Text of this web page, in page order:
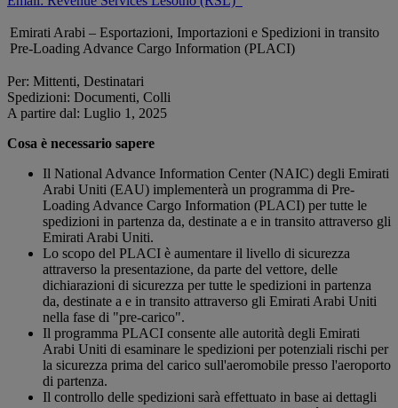
Emirati Arabi – Esportazioni, Importazioni e Spedizioni in transito
Pre-Loading Advance Cargo Information (PLACI)
Per: Mittenti, Destinatari
Spedizioni: Documenti, Colli
A partire dal: Luglio 1, 2025
Cosa è necessario sapere
Il National Advance Information Center (NAIC) degli Emirati
Arabi Uniti (EAU) implementerà un programma di Pre-
Loading Advance Cargo Information (PLACI) per tutte le
spedizioni in partenza da, destinate a e in transito attraverso gli
Emirati Arabi Uniti.
Lo scopo del PLACI è aumentare il livello di sicurezza
attraverso la presentazione, da parte del vettore, delle
dichiarazioni di sicurezza per tutte le spedizioni in partenza
da, destinate a e in transito attraverso gli Emirati Arabi Uniti
nella fase di "pre-carico".
Il programma PLACI consente alle autorità degli Emirati
Arabi Uniti di esaminare le spedizioni per potenziali rischi per
la sicurezza prima del carico sull'aeromobile presso l'aeroporto
di partenza.
Il controllo delle spedizioni sarà effettuato in base ai dettagli